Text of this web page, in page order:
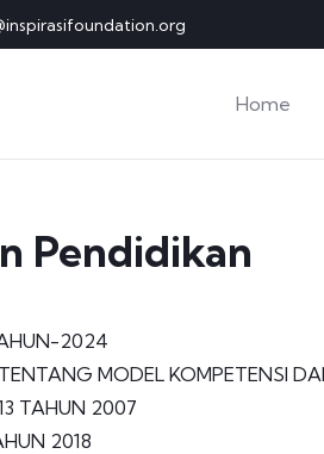
Home
Pendidikan
2024
MODEL KOMPETENSI
TAHUN 2007
2018